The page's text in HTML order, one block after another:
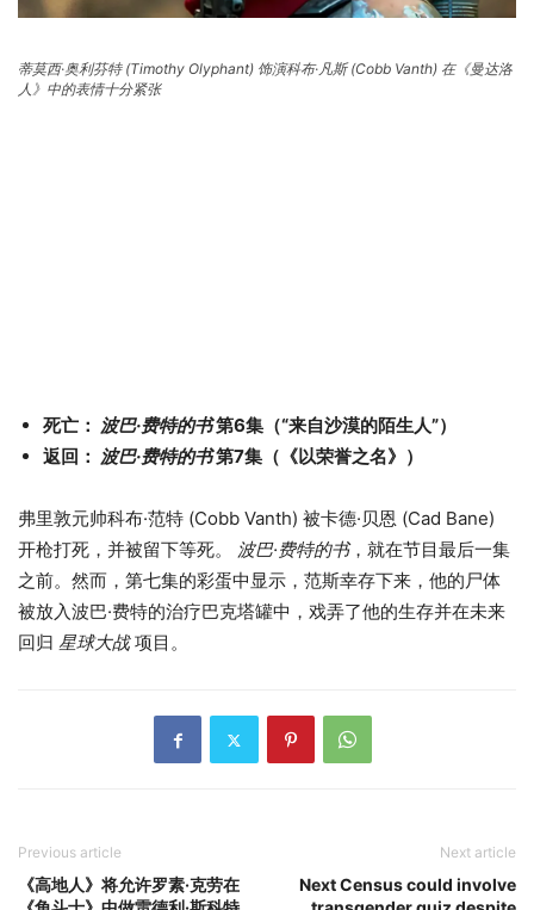
蒂莫西·奥利芬特 (Timothy Olyphant) 饰演科布·凡斯 (Cobb Vanth) 在《曼达洛
人》中的表情十分紧张
死亡： 波巴·费特的书第6集（“来自沙漠的陌生人”）
返回： 波巴·费特的书第7集（《以荣誉之名》）
弗里敦元帅科布·范特 (Cobb Vanth) 被卡德·贝恩 (Cad Bane)
开枪打死，并被留下等死。 波巴·费特的书，就在节目最后一集
之前。然而，第七集的彩蛋中显示，范斯幸存下来，他的尸体
被放入波巴·费特的治疗巴克塔罐中，戏弄了他的生存并在未来
回归 星球大战项目。
Previous article
《高地人》将允许罗素·克劳在
Next article
Next Census could involve